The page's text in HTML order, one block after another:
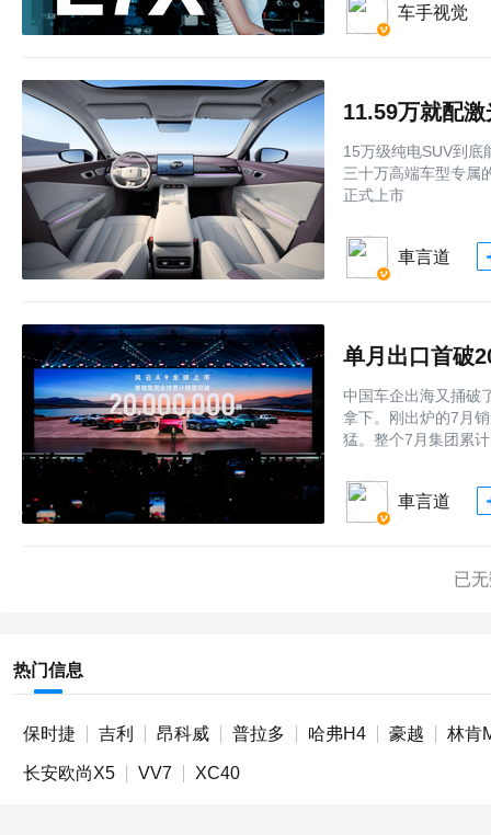
车手视觉
11.59万就配
15万级纯电SUV到底
三十万高端车型专属
正式上市
車言道
单月出口首破
中国车企出海又捅破
拿下。刚出炉的7月
猛。整个7月集团累计
車言道
已
热门信息
保时捷 吉利 昂科威 普拉多 哈弗H4 豪越 林肯
长安欧尚X5 VV7 XC40